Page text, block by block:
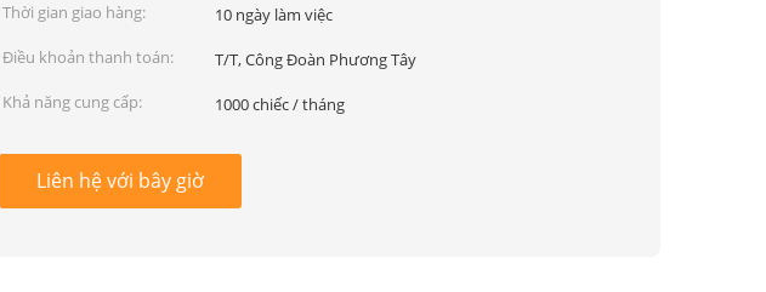
Thời gian giao hàng:
10 ngày làm việc
Điều khoản thanh toán:
T/T, Công Đoàn Phương Tây
Khả năng cung cấp:
1000 chiếc / tháng
Liên hệ với bây giờ